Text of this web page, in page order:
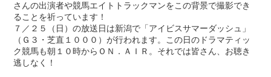
さんの出演者や競馬エイトトラックマンをこの背景で撮影でき
ることを祈っています！
７／２５（日）の放送日は新潟で「アイビスサマーダッシュ」
（Ｇ３・芝直１０００）が行われます。この日のドラマティッ
ク競馬も朝１０時からＯＮ．ＡＩＲ。それでは皆さん、お聴き
逃しなく！